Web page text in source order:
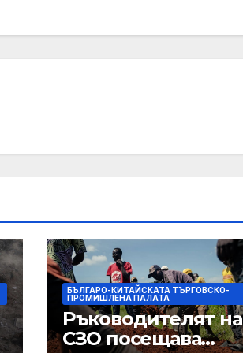
БЪЛГАРО-КИТАЙСКАТА ТЪРГОВСКО-
ПРОМИШЛЕНА ПАЛАТА
Ръководителят на
СЗО посещава